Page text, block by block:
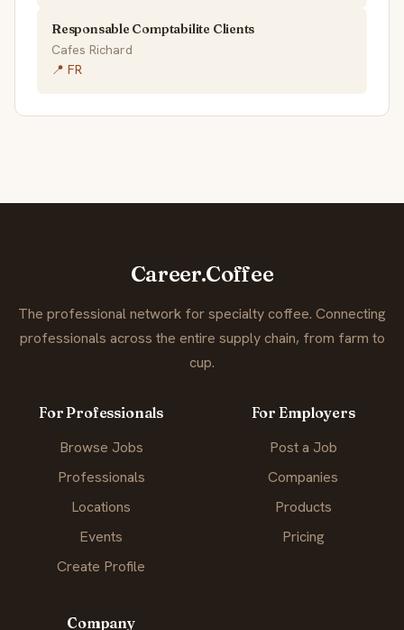
Responsable Comptabilite Clients
Cafes Richard
📍 FR
Career.Coffee
The professional network for specialty coffee. Connecting
professionals across the entire supply chain, from farm to
cup.
For Professionals
Browse Jobs
Professionals
Locations
Events
Create Profile
For Employers
Post a Job
Companies
Products
Pricing
Company